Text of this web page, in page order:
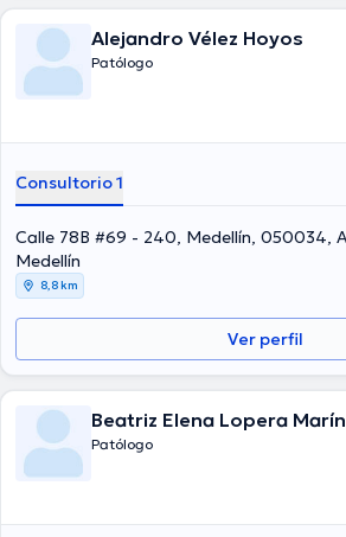
Alejandro Vélez Hoyos
Patólogo
Consultorio 1
Calle 78B #69 - 240, Medellín, 050034,
Medellín
8,8 km
Ver perfil
Beatriz Elena Lopera Marín
Patólogo